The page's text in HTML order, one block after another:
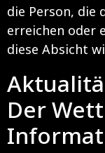
die Person, die
erreichen oder
diese Absicht
Der